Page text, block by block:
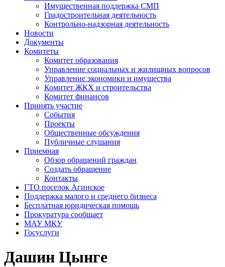
Имущественная поддержка СМП
Градостроительная деятельность
Контрольно-надзорная деятельность
Новости
Документы
Комитеты
Комитет образования
Управление социальных и жилищных вопросов
Управление экономики и имущества
Комитет ЖКХ и строительства
Комитет финансов
Принять участие
События
Проекты
Общественные обсуждения
Публичные слушания
Приемная
Обзор обращений граждан
Создать обращение
Контакты
ГТО поселок Агинское
Поддержка малого и среднего бизнеса
Бесплатная юридическая помощь
Прокуратура сообщает
МАУ МКУ
Госуслуги
Дашин Цынге